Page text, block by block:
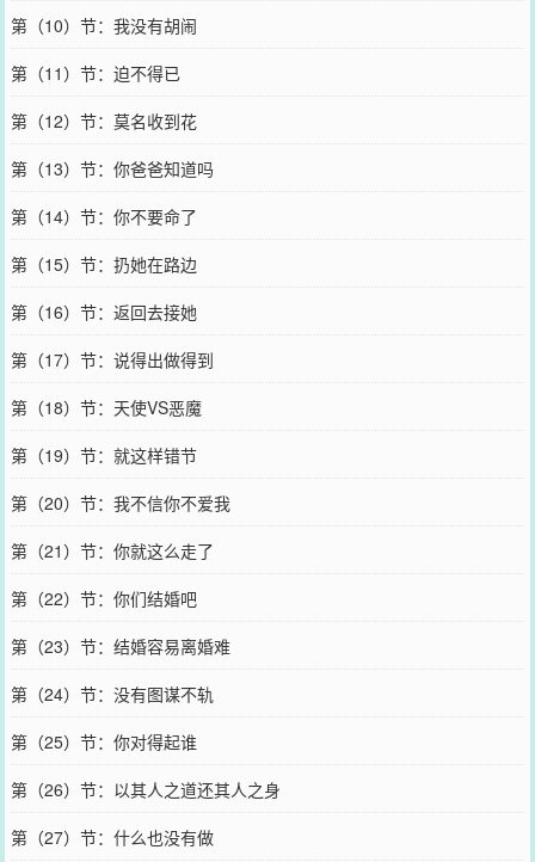
第（10）节：我没有胡闹
第（11）节：迫不得已
第（12）节：莫名收到花
第（13）节：你爸爸知道吗
第（14）节：你不要命了
第（15）节：扔她在路边
第（16）节：返回去接她
第（17）节：说得出做得到
第（18）节：天使VS恶魔
第（19）节：就这样错节
第（20）节：我不信你不爱我
第（21）节：你就这么走了
第（22）节：你们结婚吧
第（23）节：结婚容易离婚难
第（24）节：没有图谋不轨
第（25）节：你对得起谁
第（26）节：以其人之道还其人之身
第（27）节：什么也没有做